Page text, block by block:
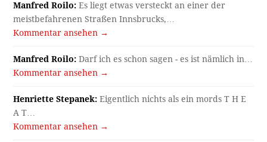
Manfred Roilo: Es liegt etwas versteckt an einer der
meistbefahrenen Straßen Innsbrucks,…
Kommentar ansehen →
Manfred Roilo: Darf ich es schon sagen - es ist nämlich in…
Kommentar ansehen →
Henriette Stepanek: Eigentlich nichts als ein mords T H E
A T…
Kommentar ansehen →